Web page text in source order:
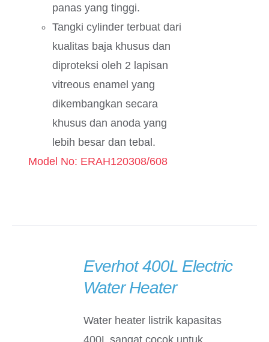
panas yang tinggi.
Tangki cylinder terbuat dari
kualitas baja khusus dan
diproteksi oleh 2 lapisan
vitreous enamel yang
dikembangkan secara
khusus dan anoda yang
lebih besar dan tebal.
Model No: ERAH120308/608
Everhot 400L Electric
Water Heater
Water heater listrik kapasitas
400L sangat cocok untuk